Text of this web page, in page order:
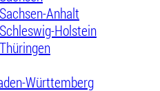
Anhalt
Holstein
Württemberg